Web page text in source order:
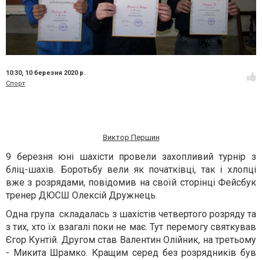
10:30, 10 березня 2020 р.
Спорт
Виктор Першин
9 березня юні шахісти провели захопливий турнір з
бліц-шахів. Боротьбу вели як початківці, так і хлопці
вже з розрядами, повідомив на своїй сторінці Фейсбук
тренер ДЮСШ Олексій Дружнець.
Одна група складалась з шахістів четвертого розряду та
з тих, хто їх взагалі поки не має. Тут перемогу святкував
Єгор Кунтій. Другом став Валентин Олійник, на третьому
- Микита Шрамко. Кращим серед без розрядників був